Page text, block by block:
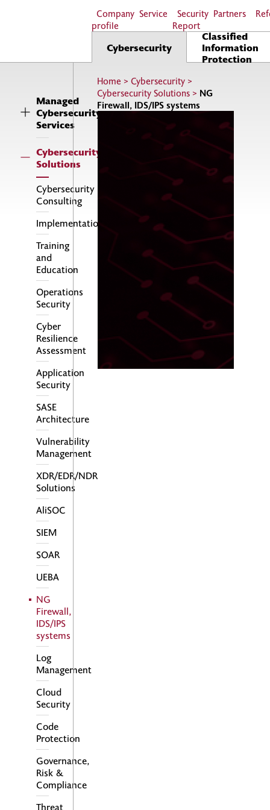
Company
profile
Service
Security
Report
Partners
Cybersecurity
Classified
Information
Protection
Home > Cybersecurity>
Cybersecurity Solutions> NG
Firewall, IDS/IPS systems
Managed
Cybersecurity
Services
Cybersecurity
Solutions
Cybersecurity
Consulting
Implementations
Training
and
Education
Operations
Security
Cyber
Resilience
Assessment
Application
Security
SASE
Architecture
Vulnerability
Management
XDR/EDR/NDR
Solutions
AliSOC
SIEM
SOAR
UEBA
NG
Firewall,
IDS/IPS
systems
Log
Management
Cloud
Security
Code
Protection
Governance,
Risk &
Compliance
Threat